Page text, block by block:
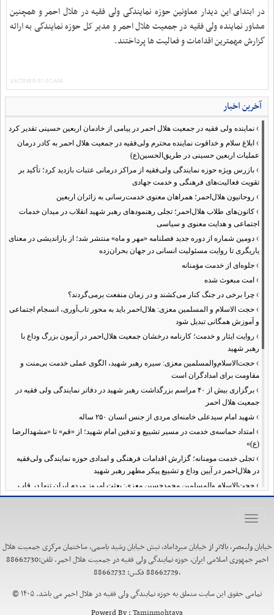
در ابتدای این دیدار معاونین حوزه نمایندگی ولی فقیه در هلال احمر و همچنین
مشاور نماینده ولی فقیه در جمعیت هلال احمر و مدیر کل حوزه نمایندگی به ارائه
گزارش مهمترین اقدامات و فعالیت ها پرداختند.
1/6/2019 9:37:02 AM
آخرین اخبار
› نماینده ولی فقیه در جمعیت هلال احمر در پیامی از خادمان اربعین حسینی تقدیر کرد
› ابلاغ سلام و خداقوت نماینده محترم ولی‌فقیه در جمعیت هلال احمر به کادر درمان
عملیات اربعین حسینی در طریق‌الحسین(ع)
› بازرس ویژه حوزه نمایندگی ولی‌فقیه از مراکز درمانی عتبات بازدید کرد؛ تأکید بر
تقویت فعالیت‌های فرهنگی و خدمت جهادی
› روحانیون هلال‌احمر؛ همراهان معنوی خدمت‌رسانی به زائران اربعین
› کانون‌های طلاب هلال‌احمر؛ تجلی رهنمودهای رهبر شهید انقلاب در میدان خدمات
اجتماعی و هدایت معنوی و سیاسی
› دومین شماره از دوره جدید فصلنامه «مهر و ماه» منتشر شد؛ از بازاندیشی در معنای
یاریگری تا روایت مسئولیت انسانی در جهان بحران‌زده
› جلوه‌ای از خدمت مؤمنانه
› امت مبعوث شده
› چرا برخی در جنگ کنار می‌کشند و در زمان منفعت برمی‌گردند؟
› حجت الاسلام و المسلمین معزی: هلال‌احمر باید به محور تاب‌آوری، انسجام اجتماعی
و آموزش همگانی تبدیل شود
› روایت ایثار و خدمت؛ کارنامه درخشان جمعیت هلال‌احمر در آزمون بزرگ وداع با
رهبر شهید
› حجت‌الاسلام‌والمسلمین معزی: سیره رهبر شهید، الگوی عملی خدمت بی‌منت و
مقاومت برای امدادگران است
›
برگزاری بیش از ۴۰ مراسم بزرگداشت رهبر شهید در دفاتر نمایندگی ولی فقیه در
جمعیت هلال احمر
› شهید امام سیدعلی خامنه‌ای مردی از جنس انسان ۲۵۰ ساله
› امتداد حماسه‌ی خدمت در مسیر تشییع و تدفین امام شهید؛ از «قم» تا «مشهدالرضا
(ع)»
› تجلی خدمت مومنانه؛ گزارش اقدامات فرهنگی و امدادی حوزه نمایندگی ولی‌فقیه
در هلال‌احمر در آیین وداع و تشییع پیکر مطهر رهبر شهید
› حجت‌الاسلام والمسلمین محمدحسین معزی: بعثت امروز مردم ایران تنها در قاب
قیام عاشورا قابل تفسیر است
›آمادگی همه‌جانبه معاونت فرهنگی حوزه نمایندگی ولی‌فقیه هلال‌احمر برای
خدمت‌رسانی در مراسم تشییع پیکر مطهر رهبر شهید
هلال‌احمر آغاز شد
› نماینده ولی‌فقیه در هلال‌احمر: حراست اثرگذار، پشتوانه سرمایه اجتماعی است /
هدف حکومت اسلامی، ساخت جامعه‌ای برای «خلیفه‌الله» شدن انسان‌هاست
›تأکید نماینده ولی‌فقیه در هلال‌احمر بر هدفمندی برنامه‌های محرم / عزاداری‌ها
Toggle
خیابان ولیعصر، بالاتر از خیابان میرداماد، نبش خیابان رشید یاسمی، ساختمان مرکزی جمعیت هلال
احمر جمهوری اسلامی ایران، حوزه نمایندگی ولی فقیه در جمعیت هلال احمر. تلفن:88662730
،88662729 فکس: 88662732
تمامی حقوق این سایت متعلق به حوزه نمایندگی ولی فقیه در هلال احمر می باشد. ۱۴۰۵ ©